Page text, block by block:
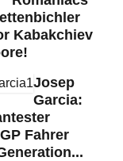
Kabakchiev
Josep
Garcia:
Fahrer